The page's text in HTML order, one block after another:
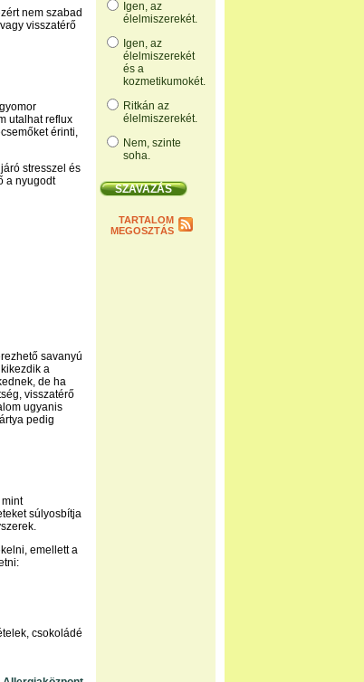
Igen, az
élelmiszerekét.
Igen, az
élelmiszerekét
és a
kozmetikumokét.
Ritkán az
élelmiszerekét.
Nem, szinte
soha.
TARTALOM
MEGOSZTÁS
nem szabad
visszatérő
utalhat reflux
érinti,
stresszel és
a nyugodt
savanyú
a
de ha
visszatérő
ugyanis
pedig
súlyosbítja
emellett a
csokoládé